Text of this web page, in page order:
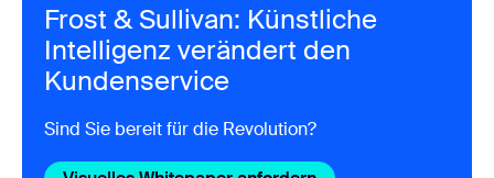
Frost & Sullivan: Künstliche
Intelligenz verändert den
Kundenservice
Sind Sie bereit für die Revolution?